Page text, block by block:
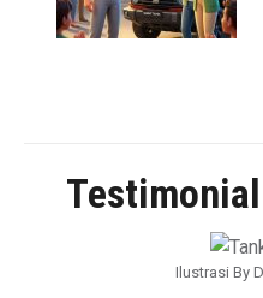
Ilustrasi By